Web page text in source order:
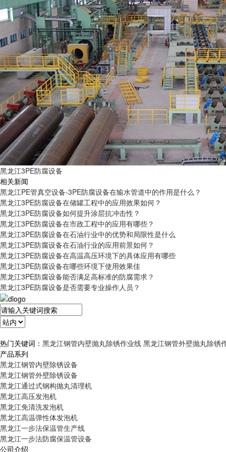
黑龙江3PE防腐设备
相关新闻
黑龙江PE管真空设备-3PE防腐设备在输水管道中的作用是什么？
黑龙江3PE防腐设备在储罐工程中的应用效果如何？
黑龙江3PE防腐设备如何提升涂层抗冲击性？
黑龙江3PE防腐设备在市政工程中的应用有哪些？
黑龙江3PE防腐设备在石油行业中的优势和局限性是什么
黑龙江3PE防腐设备在石油行业的应用前景如何？
黑龙江3PE防腐设备在高温高压环境下的具体应用有哪些
黑龙江3PE防腐设备在哪些环境下使用效果佳
黑龙江3PE防腐设备能否满足高标准的防腐需求？
黑龙江3PE防腐设备是否需要专业操作人员？
热门关键词： 黑龙江钢管内壁抛丸除锈作业线 黑龙江钢管外壁抛丸除锈
产品系列
黑龙江钢管内壁除锈设备
黑龙江钢管外壁除锈设备
黑龙江通过式钢构抛丸清理机
黑龙江高压发泡机
黑龙江免清洗发泡机
黑龙江高温弹性体发泡机
黑龙江一步法保温管生产线
黑龙江一步法防腐保温管设备
公司介绍